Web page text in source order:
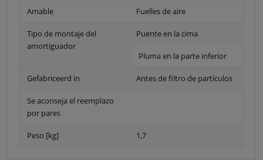
Amable Fuelles de aire
Tipo de montaje del
amortiguador
Puente en la cima
Pluma en la parte inferior
Gefabriceerd in Antes de filtro de partículos
Se aconseja el reemplazo
por pares
Peso [kg] 1,7